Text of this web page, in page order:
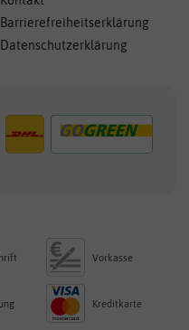
Barrierefreiheitserklärung
Datenschutzerklärung
Vorkasse
Kreditkarte